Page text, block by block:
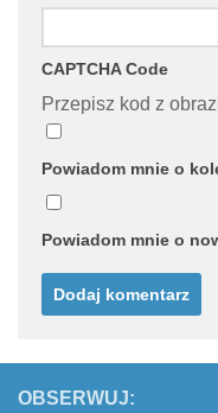
CAPTCHA Code
Przepisz kod z
Powiadom mnie o
Powiadom mnie o
OBSERWUJ: